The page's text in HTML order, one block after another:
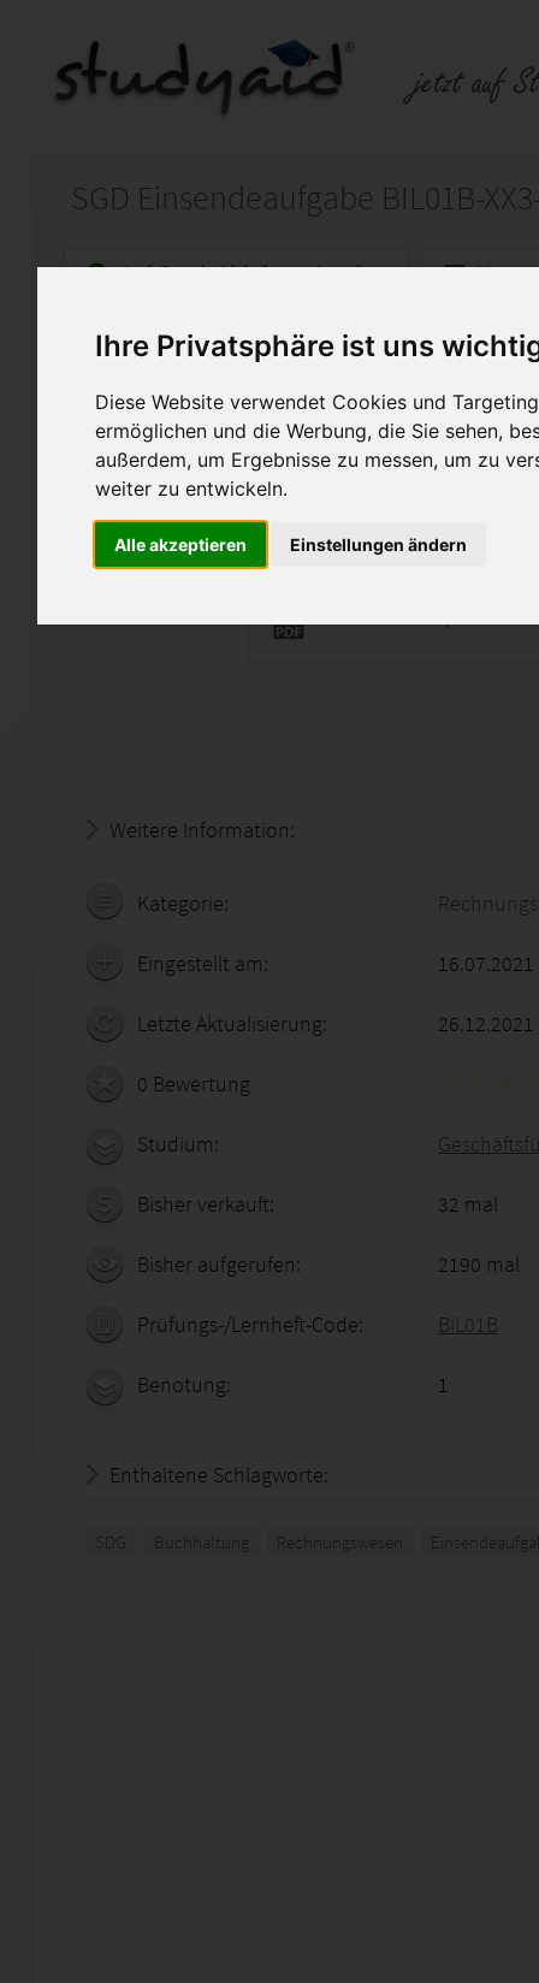
Ihre Privatsphäre ist uns
Diese Website verwendet Cookies und
ermöglichen und die Werbung, die Sie sehen,
außerdem, um Ergebnisse zu messen, um zu
weiter zu entwickeln.
Alle akzeptieren Einstellungen ändern
Auf StudyAid.de verkaufen
Startseite Rechnungswesen
Organisation und Formen
Meine Lösungen sollen
Weitere Information:
Kategorie:
Eingestellt am:
Letzte Aktualisierung: 26.12.2021
0 Bewertung
Studium:
Bisher verkauft: 32 mal
Bisher aufgerufen: 2190 mal
Prüfungs-/Lernheft-Code: BIL01B
Benotung: 1
Enthaltene Schlagworte:
SDG Buchhaltung Rechnungswesen